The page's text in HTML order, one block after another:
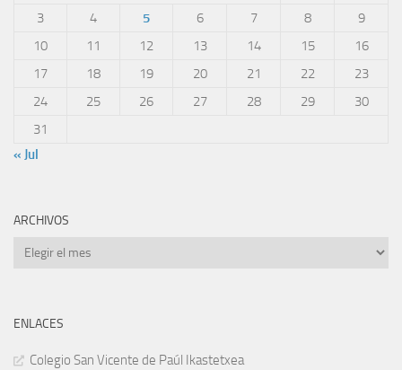
3
4 5 6 7 8
9
10
11 12 13 14 15
16
17
18 19 20 21 22
23
24
25 26 27 28 29
30
31
« Jul
ARCHIVOS
Archivos
ENLACES
Colegio San Vicente de Paúl Ikastetxea